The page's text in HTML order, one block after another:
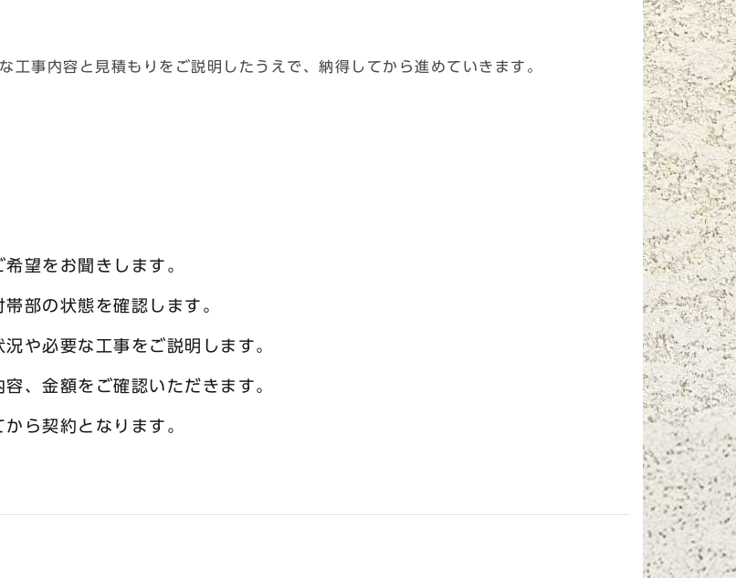
工事内容と見積もりをご説明したうえで、納得してから進めていきます。
希望をお聞きします。
部の状態を確認します。
や必要な工事をご説明します。
、金額をご確認いただきます。
ら契約となります。